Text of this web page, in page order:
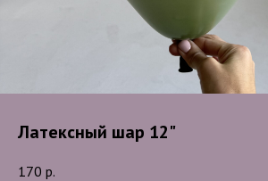
Латексный шар 12"
170 р.